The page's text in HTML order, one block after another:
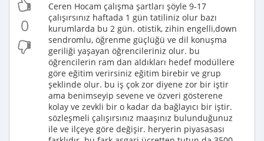
0
Ceren Hocam çalışma şartları şöyle 9-17
çalışırsınız haftada 1 gün tatiliniz olur bazı
kurumlarda bu 2 gün. otistik, zihin engelli,down
sendromlu, öğrenme güçlüğü ve dil konuşma
geriliği yaşayan öğrencileriniz olur. bu
öğrencilerin ram dan aldıkları hedef modüllere
göre eğitim verirsiniz eğitim birebir ve grup
şeklinde olur. bu iş çok zor diyene zor bir iştir
ama benimseyip sevene ve özveri gösterene
kolay ve zevkli bir o kadar da bağlayıcı bir iştir.
sözleşmeli çalışırsınız maaşınız bulunduğunuz
ile ve ilçeye göre değişir. heryerin piyasasası